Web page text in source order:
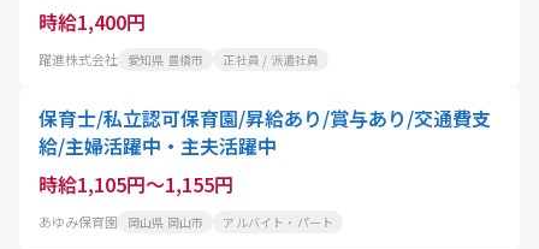
時給1,400円
躍進株式会社 愛知県 豊橋市 正社員 / 派遣社員
保育士/私立認可保育園/昇給あり/賞与あり/交通費支
給/主婦活躍中・主夫活躍中
時給1,105円～1,155円
あゆみ保育園 岡山県 岡山市 アルバイト・パート